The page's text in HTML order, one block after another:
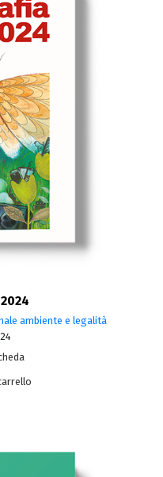
ambiente e legalità